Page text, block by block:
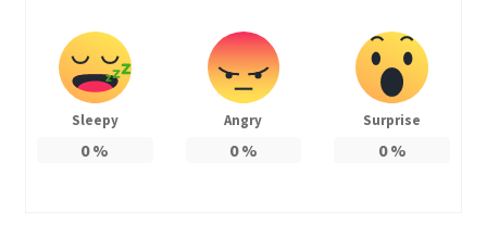
Sleepy
0%
Angry
0%
Surprise
0%